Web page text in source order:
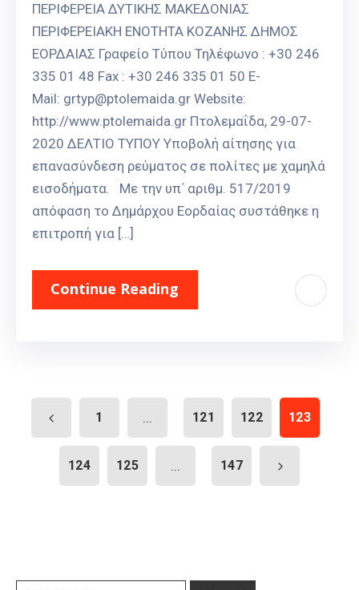
ΠΕΡΙΦΕΡΕΙΑ ΔΥΤΙΚΗΣ ΜΑΚΕΔΟΝΙΑΣ
ΠΕΡΙΦΕΡΕΙΑΚΗ ΕΝΟΤΗΤΑ ΚΟΖΑΝΗΣ ΔΗΜΟΣ
ΕΟΡΔΑΙΑΣ Γραφείο Τύπου Τηλέφωνο : +30 246
335 01 48 Fax : +30 246 335 01 50 E-
Mail: grtyp@ptolemaida.gr Website:
http://www.ptolemaida.gr Πτολεμαΐδα, 29-07-
2020 ΔΕΛΤΙΟ ΤΥΠΟΥ Υποβολή αίτησης για
επανασύνδεση ρεύματος σε πολίτες με χαμηλά
εισοδήματα. Με την υπ΄ αριθμ. 517/2019
απόφαση το Δημάρχου Εορδαίας συστάθηκε η
επιτροπή για […]
Continue Reading
1 ... 121 122 123
124 125 ... 147